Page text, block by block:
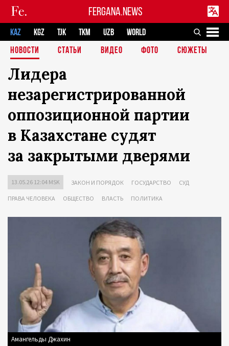
FERGANA.NEWS
KAZ KGZ TJK TKM UZB
WORLD
НОВОСТИ
СТАТЬИ ВИДЕО ФОТО СЮЖЕТЫ
Лидера
незарегистрированной
оппозиционной партии
в Казахстане судят
за закрытыми дверями
13.05.26 12:04 MSK ЗАКОН И ПОРЯДОК ГОСУДАРСТВО СУД
ПРАВА ЧЕЛОВЕКА ОБЩЕСТВО ВЛАСТЬ ПОЛИТИКА
Амангельды Джахин